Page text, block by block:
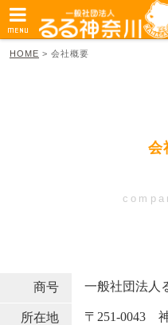
HOME > 会社概要
会
商号 一般社団法人
所在地 〒251-0043
MENU